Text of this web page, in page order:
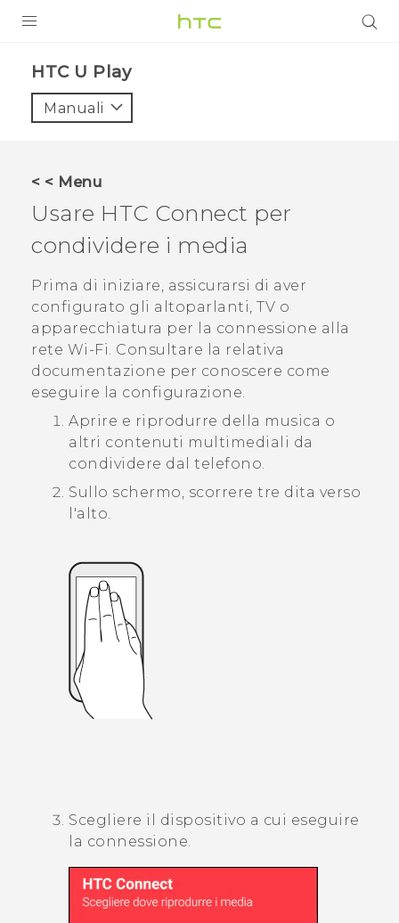
VIVE
VIVERSE
ASSISTENZA
Accessori e dispositivi HTC
HTC U Play‎
Manuali
< < Menu
Usare HTC Connect per
condividere i media
Prima di iniziare, assicurarsi di aver
configurato gli altoparlanti, TV o
apparecchiatura per la connessione alla
rete Wi‍-Fi. Consultare la relativa
documentazione per conoscere come
eseguire la configurazione.
Aprire e riprodurre della musica o
altri contenuti multimediali da
condividere dal telefono.
Sullo schermo, scorrere tre dita verso
l'alto.
Scegliere il dispositivo a cui eseguire
la connessione.